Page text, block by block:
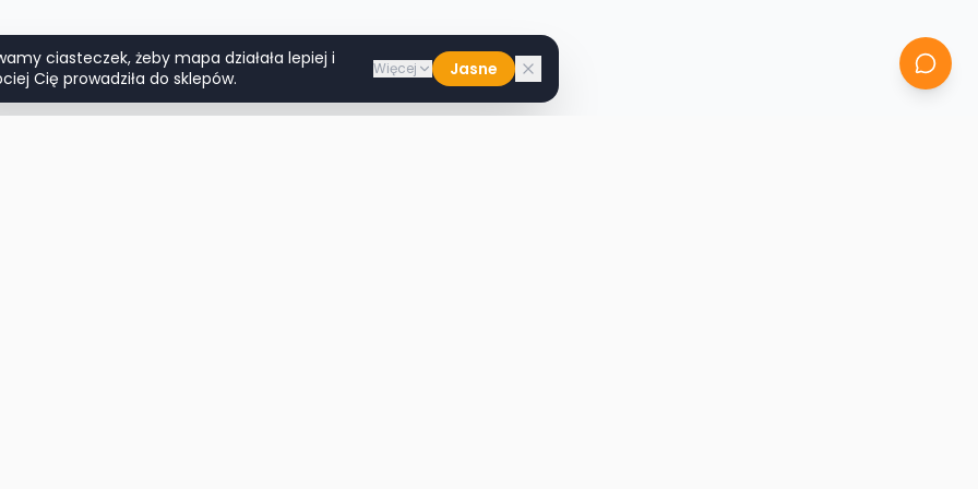
ciasteczek, żeby mapa działała lepiej i
Cię prowadziła do sklepów.
Więcej Jasne